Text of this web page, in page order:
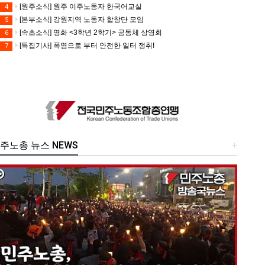
4 [원주소식] 원주 이주노동자 한국어교실
5 [본부소식] 강원지역 노동자 합창단 모임
6 [속초소식] 영화 <3학년 2학기> 공동체 상영회
7 [특집기사] 폭염으로 부터 안전한 일터 쟁취!
+
노총 뉴스 NEWS